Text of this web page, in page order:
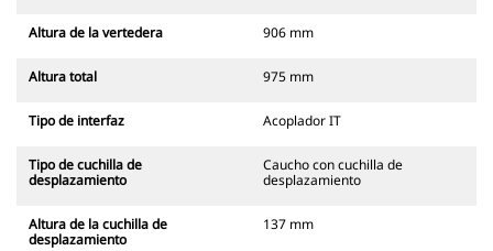
Altura de la vertedera 906 mm
Altura total 975 mm
Tipo de interfaz Acoplador IT
Tipo de cuchilla de
desplazamiento
Caucho con cuchilla de
desplazamiento
Altura de la cuchilla de
desplazamiento
137 mm